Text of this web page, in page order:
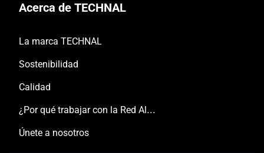
Acerca de TECHNAL
La marca TECHNAL
Sostenibilidad
Calidad
¿Por qué trabajar con la Red Aluminier TECHNAL?
Únete a nosotros